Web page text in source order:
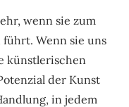
wenn sie zum
Wenn sie uns
künstlerischen
der Kunst
in jedem